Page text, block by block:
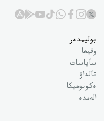
بوليمدەر
وقيعا
ساياسات
تالداۋ
ەكونوميكا
الەمدە